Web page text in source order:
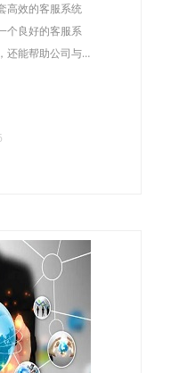
高效的客服系统
个良好的客服系
还能帮助公司与